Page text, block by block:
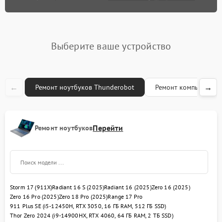
Замена термопасты 845 рублей
Замена жесткого диска 1500 рублей
Замена вебкамеры
Замена USB порта
Ремонт разъема питания 1430 рублей
Ремонт петель крышки 1045 рублей
Выберите ваше устройство
← Ремонт ноутбуков Thunderobot Ремонт →
Ремонт ноутбуковПерейти
Storm 17 (911X)Radiant 16 S (2025)Radiant 16 (2025)Zero 16 (2025)
Zero 16 Pro (2025)Zero 18 Pro (2025)Range 17 Pro
911 Plus SE (i5-12450H, RTX 3050, 16 ГБ RAM, 512 ГБ SSD)
Thor Zero 2024 (i9-14900HX, RTX 4060, 64 ГБ RAM, 2 ТБ SSD)